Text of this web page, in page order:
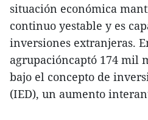
situación económica
continuo yestable y es
inversiones extranjeras.
agrupacióncaptó 174 mil
bajo el concepto de
(IED), un aumento